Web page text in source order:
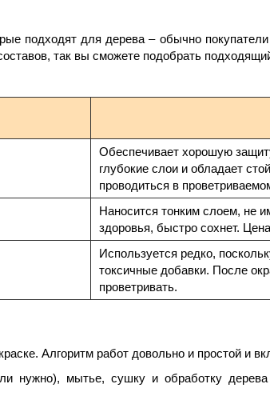
подходят для дерева – обычно
так вы сможете подобрать
Обеспечивает хорошую
глубокие слои и обладает
проводиться в
Наносится тонким слоем, не
здоровья, быстро сохнет.
Используется редко,
токсичные добавки. После
проветривать.
Алгоритм работ довольно и простой и
нужно), мытье, сушку и обработку